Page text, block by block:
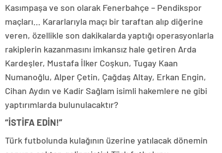
Kasımpaşa ve son olarak Fenerbahçe – Pendikspor
maçları… Kararlarıyla maçı bir taraftan alıp diğerine
veren, özellikle son dakikalarda yaptığı operasyonlarla
rakiplerin kazanmasını imkansız hale getiren Arda
Kardeşler, Mustafa İlker Coşkun, Tugay Kaan
Numanoğlu, Alper Çetin, Çağdaş Altay, Erkan Engin,
Cihan Aydın ve Kadir Sağlam isimli hakemlere ne gibi
yaptırımlarda bulunulacaktır?
“İSTİFA EDİN!”
Türk futbolunda kulağının üzerine yatılacak dönemin